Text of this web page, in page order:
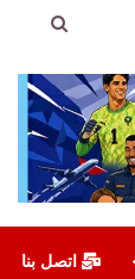
اتصل بنا